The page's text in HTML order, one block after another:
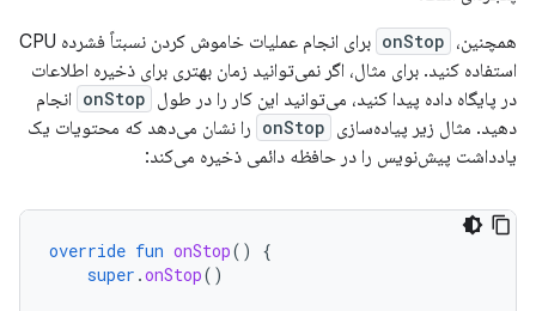
همچنین، onStop
برای انجام عملیات خاموش کردن نسبتاً فشرده CPU
استفاده کنید. برای مثال، اگر نمی‌توانید زمان بهتری برای ذخیره اطلاعات
در پایگاه داده پیدا کنید، می‌توانید این کار را در طول onStop انجام
دهید. مثال زیر پیاده‌سازی onStop را نشان می‌دهد که محتویات یک
یادداشت پیش‌نویس را در حافظه دائمی ذخیره می‌کند:
override fun onStop()
{
super .onStop()